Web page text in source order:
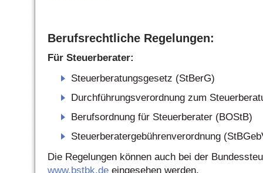
Berufsrechtliche Regelungen:
Für Steuerberater:
Steuerberatungsgesetz (StBerG)
Durchführungsverordnung zum
Berufsordnung für Steuerberater (BOStB)
Steuerberatergebührenverordnung
Die Regelungen können auch bei der
www.bstbk.de eingesehen werden.